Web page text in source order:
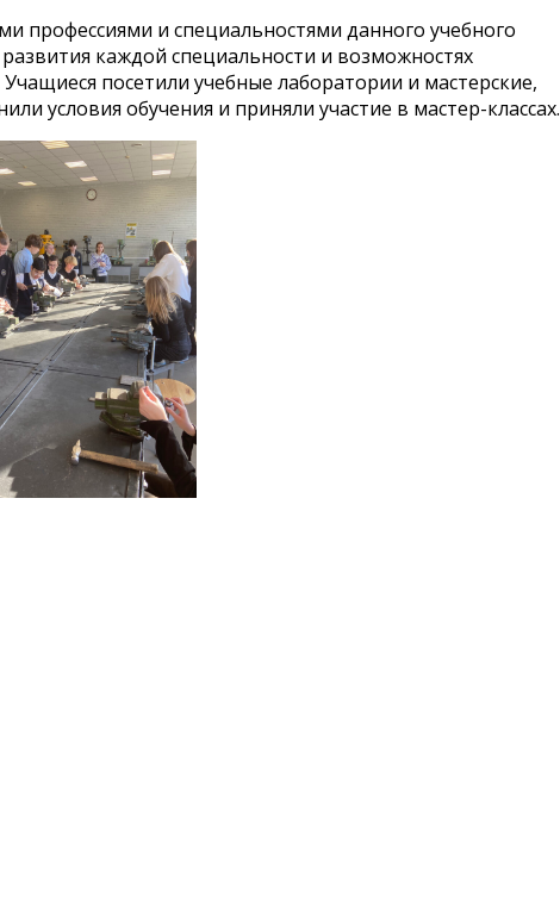
профессиями и специальностями данного учебного
каждой специальности и возможностях
посетили учебные лаборатории и мастерские,
условия обучения и приняли участие в мастер-классах.